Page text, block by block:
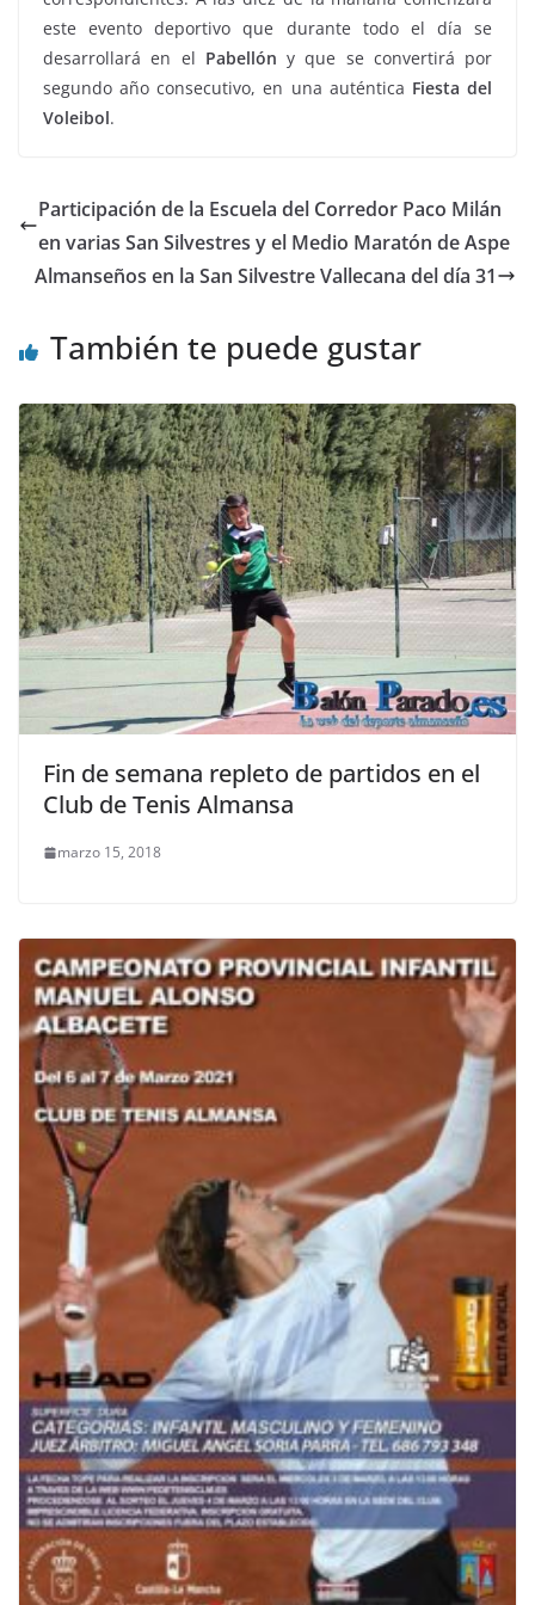
este evento deportivo que durante todo el día se
desarrollará en el Pabellón y que se convertirá por
segundo año consecutivo, en una auténtica Fiesta del
Voleibol.
Participación de la Escuela del Corredor Paco Milán
en varias San Silvestres y el Medio Maratón de Aspe
Almanseños en la San Silvestre Vallecana del día 31
También te puede gustar
Fin de semana repleto de partidos en el
Club de Tenis Almansa
marzo 15, 2018